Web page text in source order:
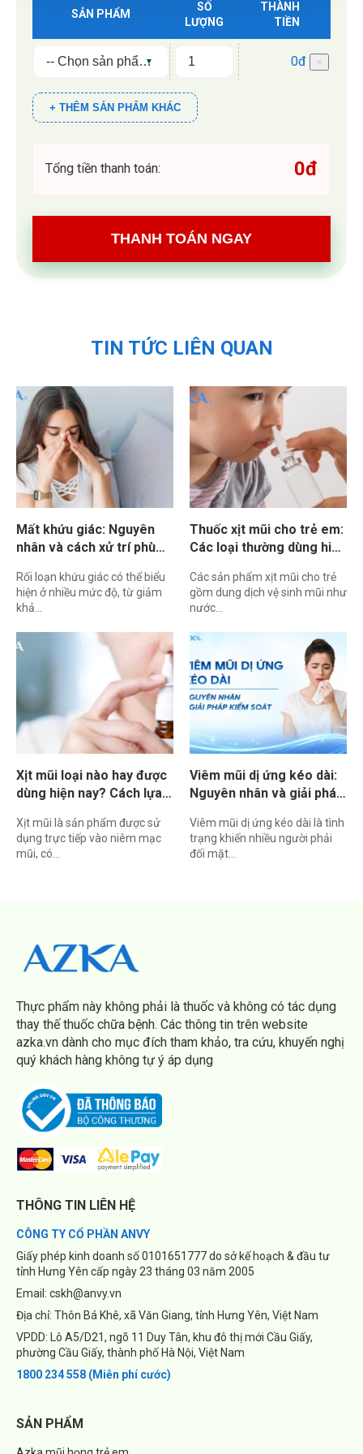
SẢN PHẨM
SỐ
LƯỢNG
THÀNH
TIỀN
0đ ×
+ THÊM SẢN PHẨM KHÁC
Tổng tiền thanh toán: 0đ
THANH TOÁN NGAY
TIN TỨC LIÊN QUAN
Mất khứu giác: Nguyên
nhân và cách xử trí phù
Rối loạn khứu giác có thể biểu
hiện ở nhiều mức độ, từ giảm
khả…
Thuốc xịt mũi cho trẻ em:
Các loại thường dùng hiện
Các sản phẩm xịt mũi cho trẻ
gồm dung dịch vệ sinh mũi như
nước…
Xịt mũi loại nào hay được
dùng hiện nay? Cách lựa
Xịt mũi là sản phẩm được sử
dụng trực tiếp vào niêm mạc
mũi, có…
Viêm mũi dị ứng kéo dài:
Nguyên nhân và giải pháp
Viêm mũi dị ứng kéo dài là tình
trạng khiến nhiều người phải
đối mặt…
Thực phẩm này không phải là thuốc và không có tác dụng
thay thế thuốc chữa bệnh. Các thông tin trên website
azka.vn dành cho mục đích tham khảo, tra cứu, khuyến nghị
quý khách hàng không tự ý áp dụng
THÔNG TIN LIÊN HỆ
CÔNG TY CỔ PHẦN ANVY
Giấy phép kinh doanh số 0101651777 do sở kế hoạch & đầu tư
tỉnh Hưng Yên cấp ngày 23 tháng 03 năm 2005
Email: cskh@anvy.vn
Địa chỉ: Thôn Bá Khê, xã Văn Giang, tỉnh Hưng Yên, Việt Nam
VPDD: Lô A5/D21, ngõ 11 Duy Tân, khu đô thị mới Cầu Giấy,
phường Cầu Giấy, thành phố Hà Nội, Việt Nam
1800 234 558 (Miễn phí cước)
SẢN PHẨM